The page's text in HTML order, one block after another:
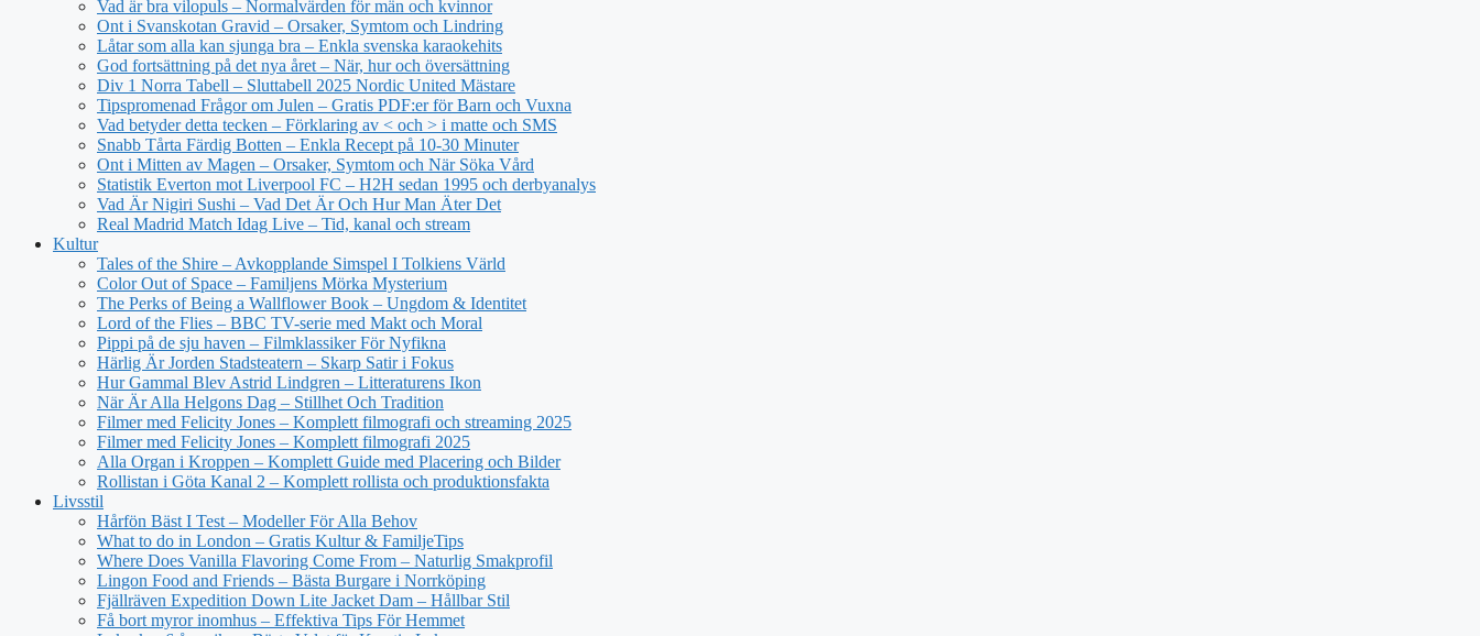
Vad är bra vilopuls – Normalvärden för män och kvinnor
Ont i Svanskotan Gravid – Orsaker, Symtom och Lindring
Låtar som alla kan sjunga bra – Enkla svenska karaokehits
God fortsättning på det nya året – När, hur och översättning
Div 1 Norra Tabell – Sluttabell 2025 Nordic United Mästare
Tipspromenad Frågor om Julen – Gratis PDF:er för Barn och Vuxna
Vad betyder detta tecken – Förklaring av < och > i matte och SMS
Snabb Tårta Färdig Botten – Enkla Recept på 10-30 Minuter
Ont i Mitten av Magen – Orsaker, Symtom och När Söka Vård
Statistik Everton mot Liverpool FC – H2H sedan 1995 och derbyanalys
Vad Är Nigiri Sushi – Vad Det Är Och Hur Man Äter Det
Real Madrid Match Idag Live – Tid, kanal och stream
Kultur
Tales of the Shire – Avkopplande Simspel I Tolkiens Värld
Color Out of Space – Familjens Mörka Mysterium
The Perks of Being a Wallflower Book – Ungdom & Identitet
Lord of the Flies – BBC TV-serie med Makt och Moral
Pippi på de sju haven – Filmklassiker För Nyfikna
Härlig Är Jorden Stadsteatern – Skarp Satir i Fokus
Hur Gammal Blev Astrid Lindgren – Litteraturens Ikon
När Är Alla Helgons Dag – Stillhet Och Tradition
Filmer med Felicity Jones – Komplett filmografi och streaming 2025
Filmer med Felicity Jones – Komplett filmografi 2025
Alla Organ i Kroppen – Komplett Guide med Placering och Bilder
Rollistan i Göta Kanal 2 – Komplett rollista och produktionsfakta
Livsstil
Hårfön Bäst I Test – Modeller För Alla Behov
What to do in London – Gratis Kultur & FamiljeTips
Where Does Vanilla Flavoring Come From – Naturlig Smakprofil
Lingon Food and Friends – Bästa Burgare i Norrköping
Fjällräven Expedition Down Lite Jacket Dam – Hållbar Stil
Få bort myror inomhus – Effektiva Tips För Hemmet